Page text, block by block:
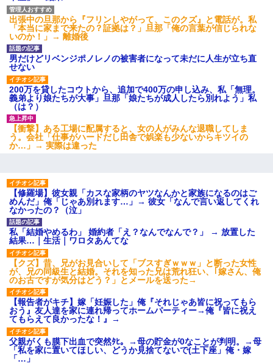
私が遺産を相続。→それを知った義両親が「旅行代金を出せ！」
「リフォーム費用を負担しろ！」「金の管理は私達がする！」と
浅ましくも集りにきた。
嘘をついてフリン旅行へ出かけた嫁→翌日、嫁「ただいま～」旦
那「娘がシんだよ。何度も連絡したのに…」嫁「えっ」→なん
と・・・
【GJ!】会社から帰宅中、広い駐車場にエンジンかけっ放しの車を
発見。しかも「ヒィ～」みたいな声も聞こえてきたので気になっ
て近寄ったら女の子がおっさんの下敷きになってた
ナンパにほいほい付いていった私、地獄に落ちる
裁判官「お互いに最後に言いたいことはありますか」バカ夫
「…」A「夫を一発殴らせてほしい」裁判官「どうぞ」
デパートの外商『私さんだと名乗る女が、ツケで宝石を買おうと
していて…』私「！？」→ 翌日。ママ友たちの様子が微妙におか
しくなり・・・
旦那が長男のDNA鑑定をしたら血縁関係0%だった。旦那「やっぱ
りウワキしてたんだな…」長男「俺は誰の子供なの？」長女・次
男「ウワキ女！」
出張中の旦那から『フリンしやがって、このクズ』と電話が。私
「本当に家まで来たの？証拠は？」旦那「俺の言葉が信じられな
いのか！」→ 離婚後
男だけどリベンジポノレノの被害者になって未だに人生が立ち直
せない
200万を貸したコウトから、追加で400万の申し込み、私「無理。
義弟より娘たちが大事」旦那「娘たちが成人したら別れよう」私
（は？）
【衝撃】ある工場に配属すると、女の人がみんな退職してしま
う。会社「仕事がハードだし田舎で娯楽も少ないからキツイの
か…」→ 実際は違った
【修羅場】彼女親「カスな家柄のヤツなんかと家族になるのはご
めんだ」俺「じゃあ別れます…」→ 彼女「なんで言い返してくれ
なかったの？（泣」
私「結婚やめるわ」 婚約者「え？なんでなんで？」 → 放置した
結果…｜生活｜ワロタあんてな
【クズ】昔、兄がお見合いして「ブスすぎｗｗｗ」と断った女性
が、兄の同級生と結婚。それを知った兄は荒れ狂い、｢嫁さん、俺
のお古ですが気分はどう？」とメールを送った→
【報告者がキチ】嫁「妊娠した」俺『それじゃあ皆に祝ってもら
おう』友人達を家に連れ帰ってホームパーティー→俺『皆に祝え
てもらえて良かったな！』→
父親がくも膜下出血で突然ﾀﾋ。→母の貯金が0なことが判明。→母
「私を家に置いてほしい、どうか見捨てないで(土下座」俺・嫁
「…」